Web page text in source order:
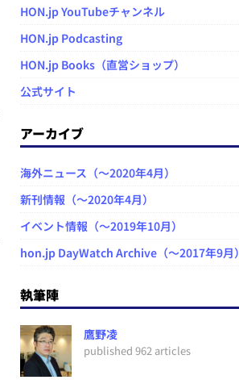
HON.jp YouTubeチャンネル
HON.jp Podcasting
HON.jp Books（直営ショップ）
公式サイト
アーカイブ
海外ニュース（～2020年4月）
新刊情報（～2020年4月）
イベント情報（～2019年10月）
hon.jp DayWatch Archive（～2017年9月）
執筆陣
鷹野凌
published 962 articles